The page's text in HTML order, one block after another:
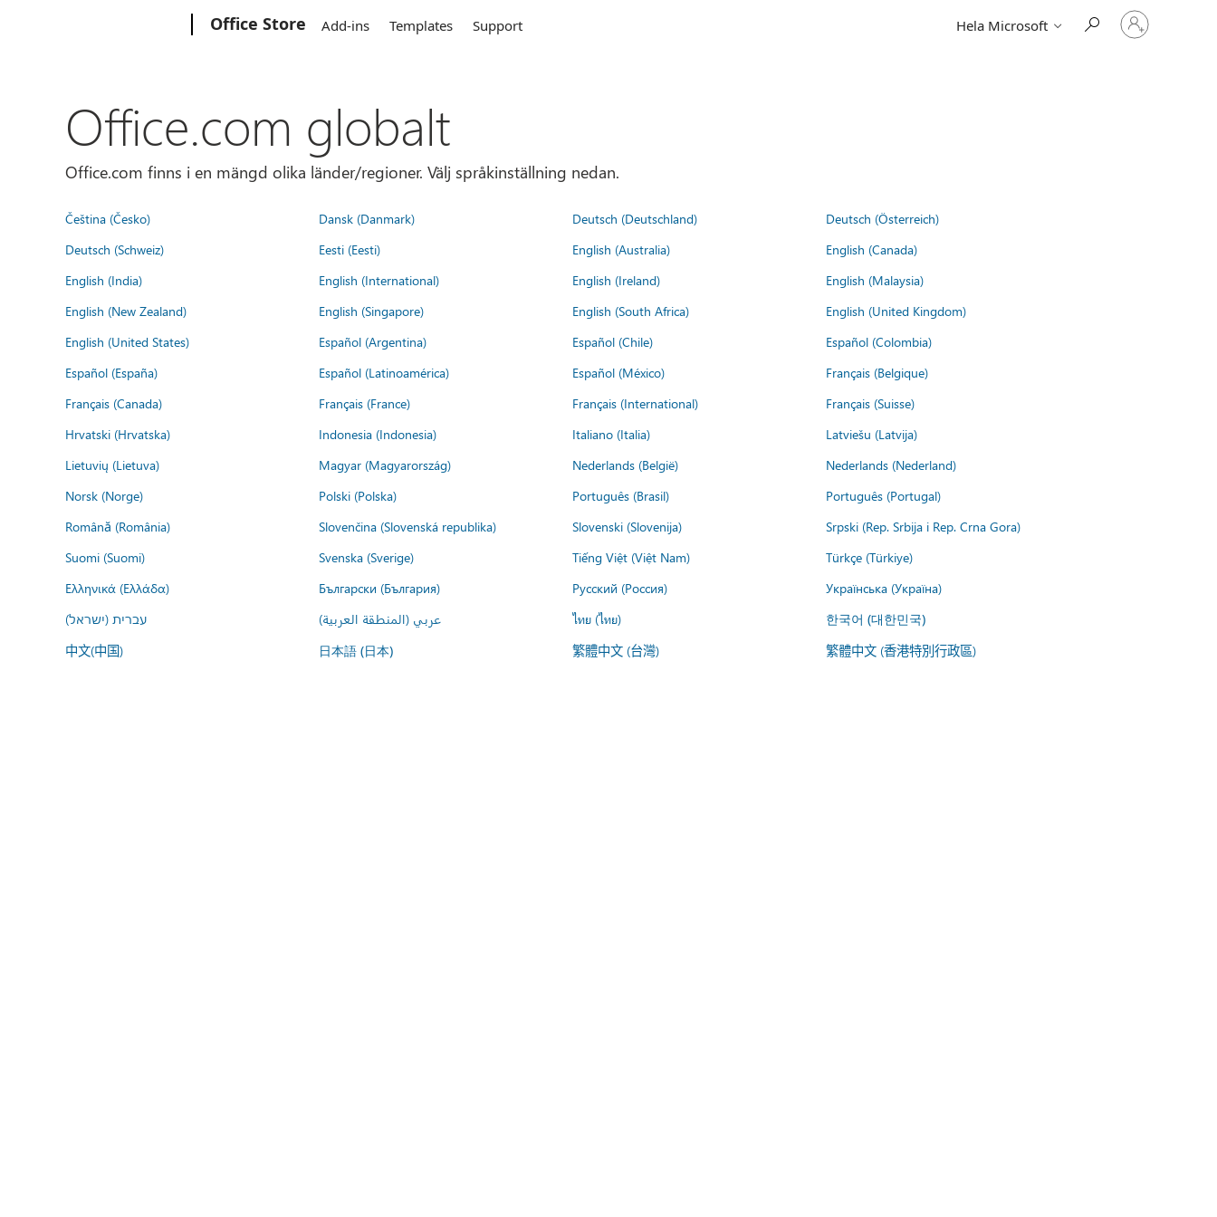
Office Store Add-ins Templates Support Hela Microsoft
Logga
in
Office.com globalt
Office.com finns i en mängd olika länder/regioner. Välj språkinställning nedan.
Čeština (Česko) Dansk (Danmark) Deutsch (Deutschland)
Deutsch (Österreich)
Deutsch (Schweiz)
Eesti (Eesti) English (Australia)
English (Canada)
English (India)
English (International) English (Ireland)
English (Malaysia)
English (New Zealand)
English (Singapore) English (South Africa)
English (United Kingdom)
English (United States)
Español (Argentina) Español (Chile)
Español (Colombia)
Español (España)
Español (Latinoamérica) Español (México)
Français (Belgique)
Français (Canada)
Français (France) Français (International)
Français (Suisse)
Hrvatski (Hrvatska)
Indonesia (Indonesia) Italiano (Italia)
Latviešu (Latvija)
Lietuvių (Lietuva)
Magyar (Magyarország) Nederlands (België)
Nederlands (Nederland)
Norsk (Norge)
Polski (Polska) Português (Brasil)
Português (Portugal)
Română (România)
Slovenčina (Slovenská republika) Slovenski (Slovenija)
Srpski (Rep. Srbija i Rep. Crna Gora)
Suomi (Suomi)
Svenska (Sverige) Tiếng Việt (Việt Nam)
Türkçe (Türkiye)
Ελληνικά (Ελλάδα)
Български (България) Русский (Россия)
Українська (Україна)
עברית (ישראל)
عربي (المنطقة العربية) ไทย (ไทย) 한국어 (대한민국)
中文(中国) 日本語 (日本) 繁體中文 (台灣) 繁體中文 (香港特別行政區)